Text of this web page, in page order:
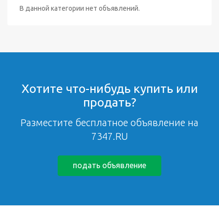
В данной категории нет объявлений.
Хотите что-нибудь купить или
продать?
Разместите бесплатное объявление на
7347.RU
подать объявление